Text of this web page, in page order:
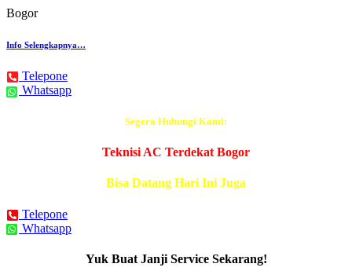
Bogor
Info Selengkapnya…
Telepone
Whatsapp
Segera Hubungi Kami:
Teknisi AC Terdekat Bogor
Bisa Datang Hari Ini Juga
Telepone
Whatsapp
Yuk Buat Janji Service Sekarang!